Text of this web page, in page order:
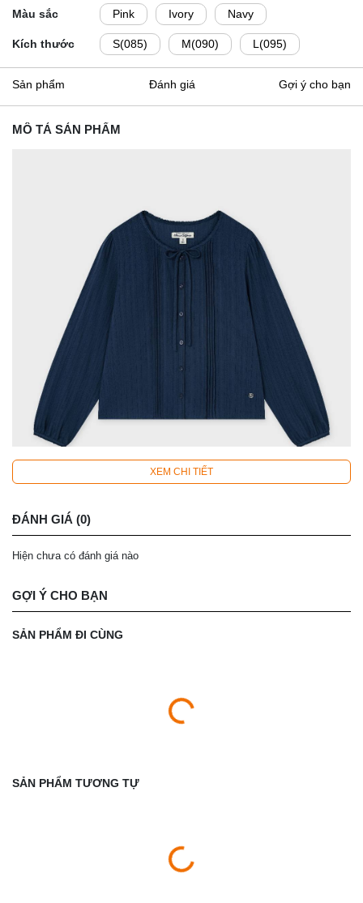
Màu sắc Pink Ivory Navy
Kích thước S(085) M(090) L(095)
Sản phẩm Đánh giá Gợi ý cho bạn
MÔ TẢ SẢN PHẨM
XEM CHI TIẾT
ĐÁNH GIÁ (0)
Hiện chưa có đánh giá nào
GỢI Ý CHO BẠN
SẢN PHẨM ĐI CÙNG
SẢN PHẨM TƯƠNG TỰ